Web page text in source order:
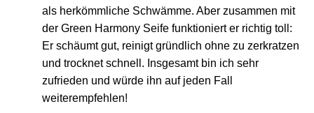
als herkömmliche Schwämme. Aber zusammen mit
der Green Harmony Seife funktioniert er richtig toll:
Er schäumt gut, reinigt gründlich ohne zu zerkratzen
und trocknet schnell. Insgesamt bin ich sehr
zufrieden und würde ihn auf jeden Fall
weiterempfehlen!